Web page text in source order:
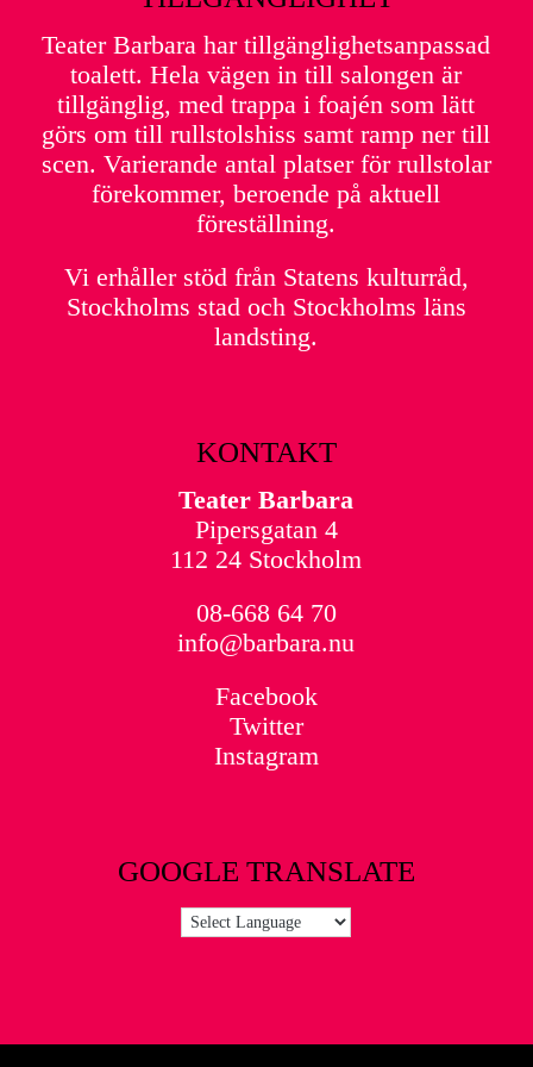
Teater Barbara har tillgänglighetsanpassad
toalett. Hela vägen in till salongen är
tillgänglig, med trappa i foajén som lätt
görs om till rullstolshiss samt ramp ner till
scen. Varierande antal platser för rullstolar
förekommer, beroende på aktuell
föreställning.
Vi erhåller stöd från Statens kulturråd,
Stockholms stad och Stockholms läns
landsting.
KONTAKT
Teater Barbara
Pipersgatan 4
112 24 Stockholm
08-668 64 70
info@barbara.nu
Facebook
Twitter
Instagram
GOOGLE TRANSLATE